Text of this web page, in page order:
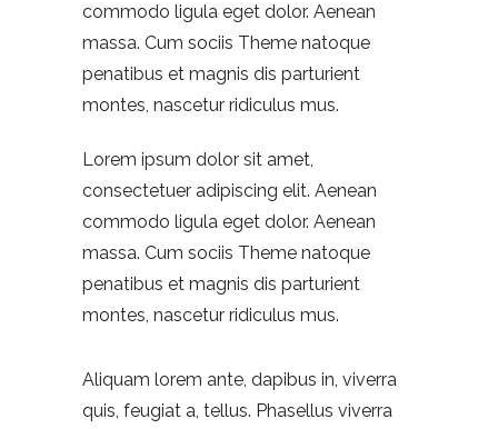
commodo ligula eget dolor. Aenean
massa. Cum sociis Theme natoque
penatibus et magnis dis parturient
montes, nascetur ridiculus mus.
Lorem ipsum dolor sit amet,
consectetuer adipiscing elit. Aenean
commodo ligula eget dolor. Aenean
massa. Cum sociis Theme natoque
penatibus et magnis dis parturient
montes, nascetur ridiculus mus.
Aliquam lorem ante, dapibus in, viverra
quis, feugiat a, tellus. Phasellus viverra